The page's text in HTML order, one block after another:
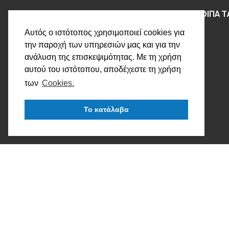
Αυτός ο ιστότοπος χρησιμοποιεί cookies για
την παροχή των υπηρεσιών μας και για την
ανάλυση της επισκεψιμότητας. Με τη χρήση
αυτού του ιστότοπου, αποδέχεστε τη χρήση
των Cookies.
Το κατάλαβα
ΣΥΜΒΑΣΕΙΣ ΜΕ ΕΟΠΥΥ ΚΑΙ ΛΟΙΠΑ